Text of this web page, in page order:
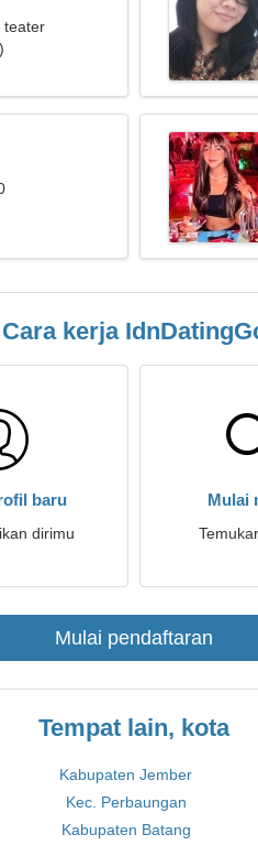
teater
Cara kerja
baru
dirimu
Mulai
Mulai pendaftaran
Tempat lain, kota
Kabupaten Jember
Kec. Perbaungan
Kabupaten Batang